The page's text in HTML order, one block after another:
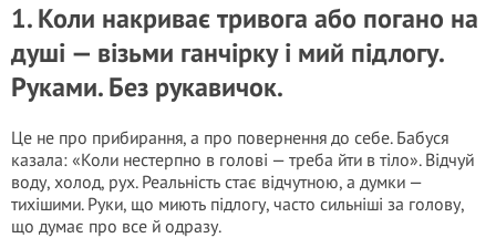
1. Коли накриває тривога або погано на
душі — візьми ганчірку і мий підлогу.
Руками. Без рукавичок.
Це не про прибирання, а про повернення до себе. Бабуся
казала: «Коли нестерпно в голові — треба йти в тіло». Відчуй
воду, холод, рух. Реальність стає відчутною, а думки —
тихішими. Руки, що миють підлогу, часто сильніші за голову,
що думає про все й одразу.